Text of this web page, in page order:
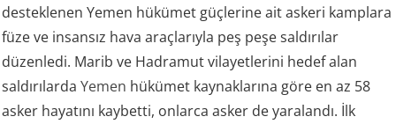
desteklenen Yemen hükümet güçlerine ait askeri kamplara
füze ve insansız hava araçlarıyla peş peşe saldırılar
düzenledi. Marib ve Hadramut vilayetlerini hedef alan
saldırılardaYemen hükümet kaynaklarına göre en az 58
asker hayatını kaybetti, onlarca asker de yaralandı. İlk